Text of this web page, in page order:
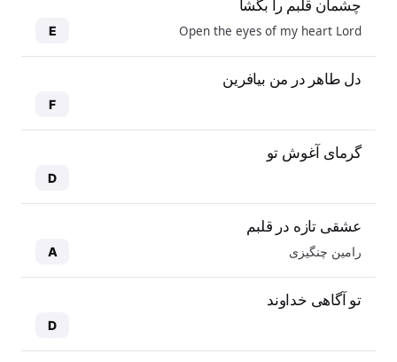
چشمان قلبم را بگشا
Open the eyes of my heart Lord
E
دل طاهر در من بیافرین
F
گرمای آغوش تو
D
عشقی تازه در قلبم
رامین چنگیزی A
تو آگاهی خداوند
D